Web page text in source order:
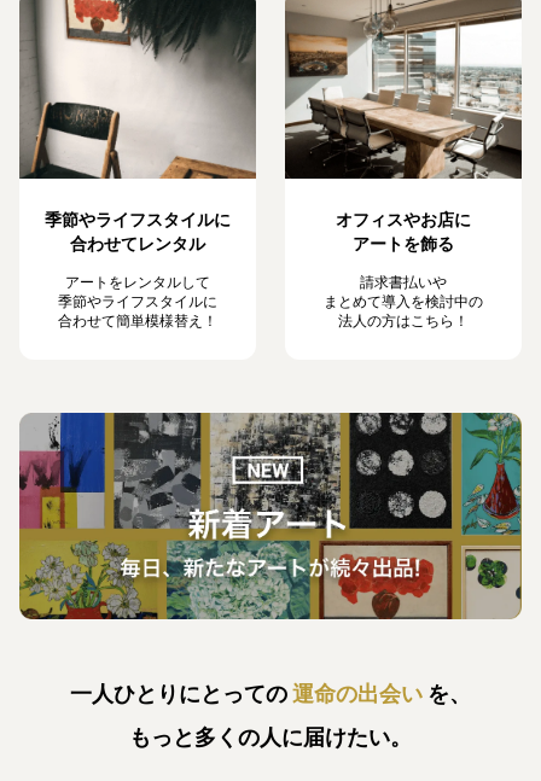
季節やライフスタイルに
合わせてレンタル
アートをレンタルして
季節やライフスタイルに
合わせて簡単模様替え！
オフィスやお店に
アートを飾る
請求書払いや
まとめて導入を検討中の
法人の方はこちら！
一人ひとりにとっての運命の出会い を、
もっと多くの人に届けたい。